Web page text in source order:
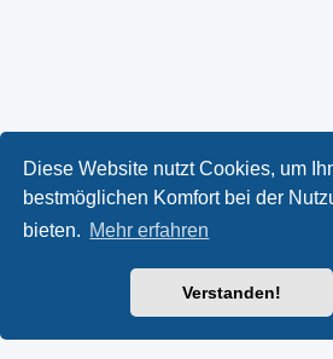
Diese Website nutzt Cookies, um
bestmöglichen Komfort bei der
bieten. Mehr erfahren
Verstanden!